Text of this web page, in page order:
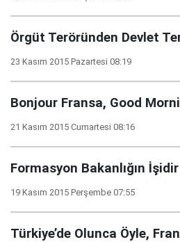
Örgüt Teröründen Devlet
23 Kasım 2015 Pazartesi 08:19
Bonjour Fransa, Good
21 Kasım 2015 Cumartesi 08:16
Formasyon Bakanlığın İşidir
19 Kasım 2015 Perşembe 07:55
Türkiye’de Olunca Öyle,